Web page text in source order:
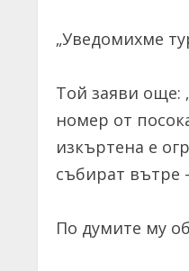
„Уведомихме
Той заяви още:
номер от
изкъртена е
събират вътре
По думите му